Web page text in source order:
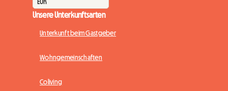
Unsere Unterkunftsarten
Unterkunft beim Gastgeber
Wohngemeinschaften
Coliving